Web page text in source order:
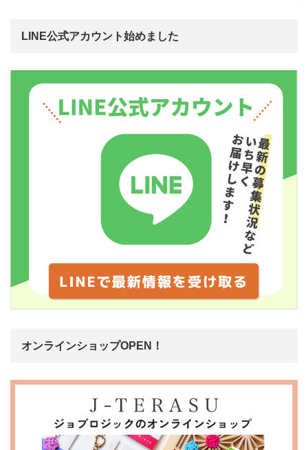
LINE公式アカウント始めました
オンラインショップOPEN！